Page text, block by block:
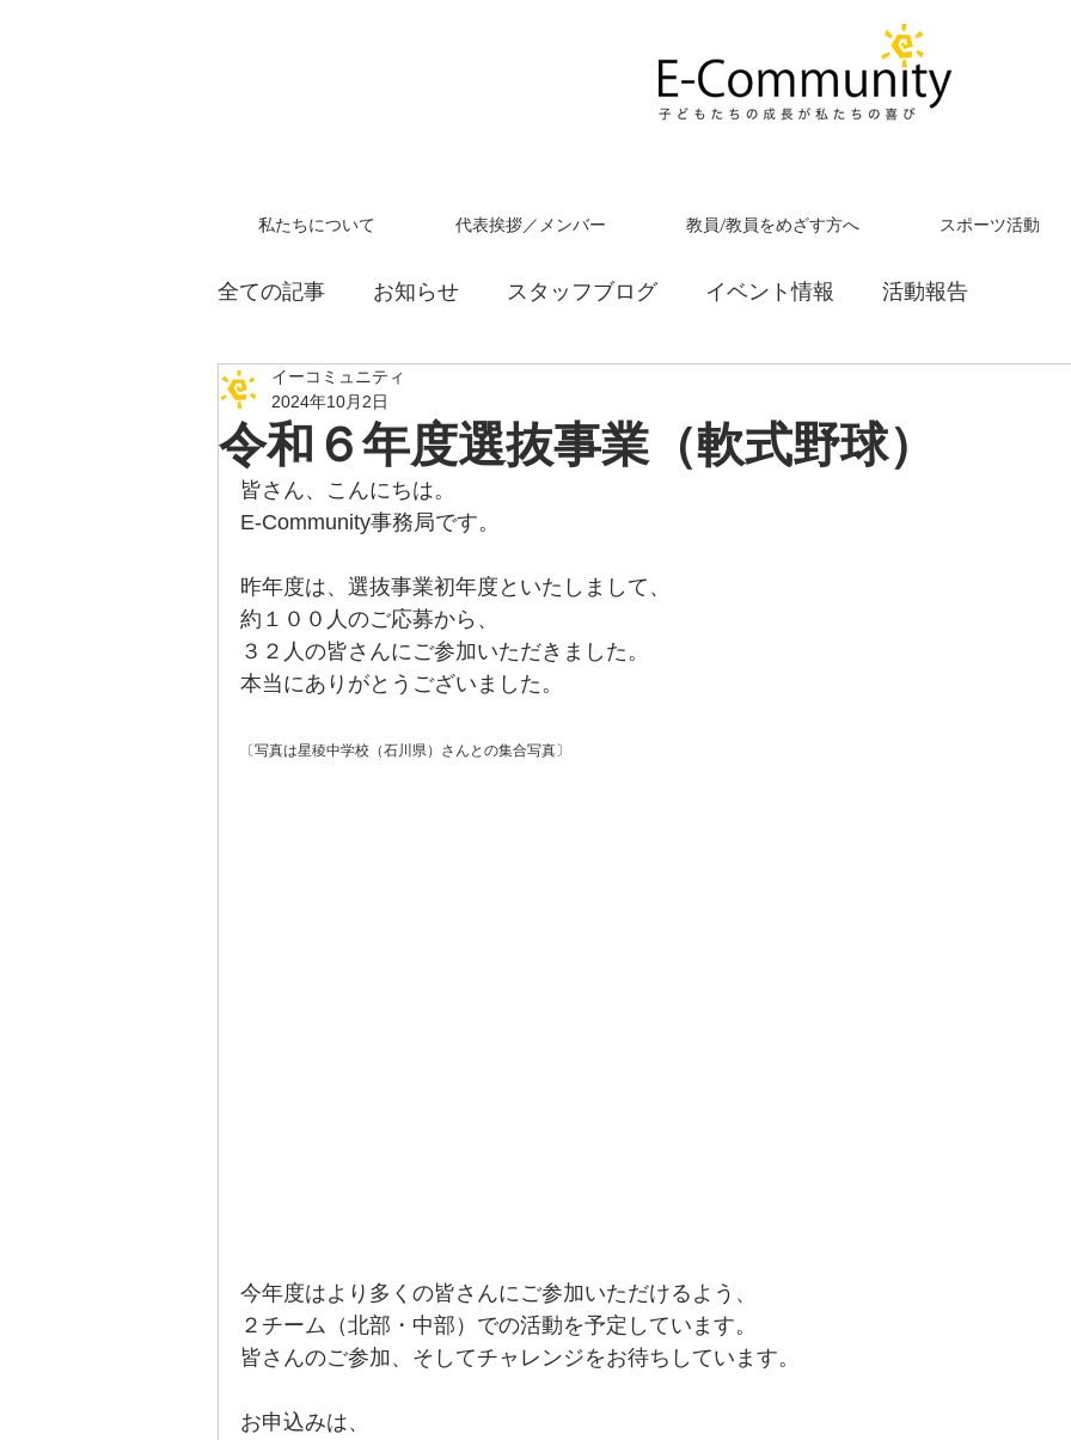
私たちについて 代表挨拶／メンバー 教員/教員をめざす方へ スポーツ活動
全ての記事 お知らせ スタッフブログ イベント情報 活動報告
教員採用試験
令和６年度選抜事業（軟式野球）
イーコミュニティ
2024年10月2日
皆さん、こんにちは。
E-Community事務局です。
昨年度は、選抜事業初年度といたしまして、
約１００人のご応募から、
３２人の皆さんにご参加いただきました。
本当にありがとうございました。
〔写真は星稜中学校（石川県）さんとの集合写真〕
今年度はより多くの皆さんにご参加いただけるよう、
２チーム（北部・中部）での活動を予定しています。
皆さんのご参加、そしてチャレンジをお待ちしています。
お申込みは、